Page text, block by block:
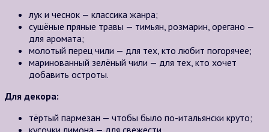
лук и чеснок — классика жанра;
сушёные пряные травы — тимьян, розмарин, орегано —
для аромата;
молотый перец чили — для тех, кто любит погорячее;
маринованный зелёный чили — для тех, кто хочет
добавить остроты.
Для декора:
тёртый пармезан — чтобы было по-итальянски круто;
кусочки лимона — для свежести.